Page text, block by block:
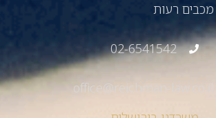
02-6541542
office@reichman-law.co.il